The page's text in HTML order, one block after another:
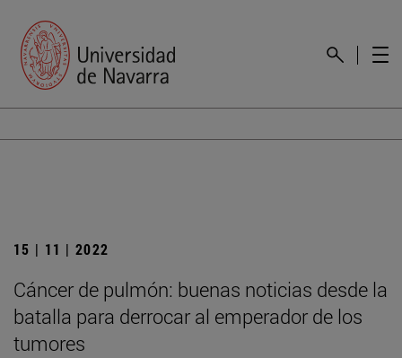
15 | 11 | 2022
Cáncer de pulmón: buenas noticias desde la
batalla para derrocar al emperador de los
tumores